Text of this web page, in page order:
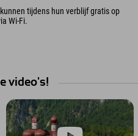
tijdens hun verblijf gratis op
Wi-Fi.
video's!